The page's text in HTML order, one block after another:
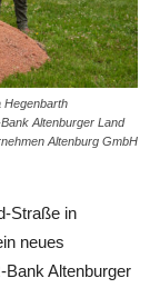
Hegenbarth
Altenburger Land
Altenburg GmbH
Straße in
neues
Altenburger